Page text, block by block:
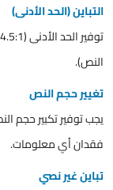
التباين (الحد الأدنى)
النص).
تغيير حجم النص
فقدان أي معلومات.
تباين غير نصي